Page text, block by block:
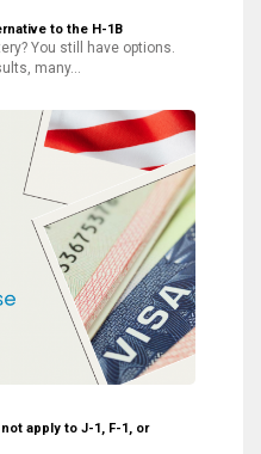
to the H-1B
You still have options.
many…
apply to J-1, F-1, or